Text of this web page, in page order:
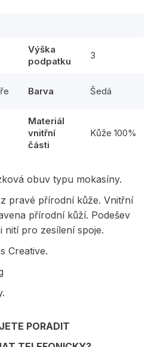
Výška
podpatku
3
Barva Šedá
Materiál
vnitřní
části
Kůže 100%
obuv typu mokasíny.
pravé přírodní kůže. Vnitřní
přírodní kůží. Podešev
nití pro zesílení spoje.
Creative.
PORADIT